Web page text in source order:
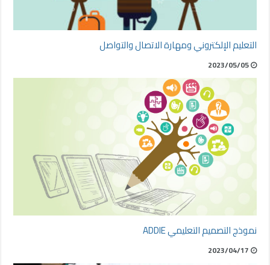
التعليم الإلكتروني ومهارة الاتصال والتواصل
2023/05/05
نموذج التصميم التعليمي ADDIE
2023/04/17